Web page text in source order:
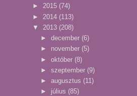
► 2015 (74)
► 2014 (113)
▼ 2013 (208)
► december (6)
► november (5)
► október (8)
► szeptember (9)
► augusztus (11)
► július (85)